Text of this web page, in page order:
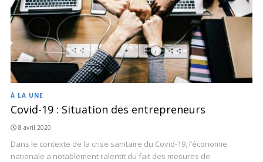
À LA UNE
Covid-19 : Situation des entrepreneurs
8 avril 2020
Dans le contexte de la crise sanitaire du Covid-19, l’économie
nationale a notablement ralentit du fait des mesures de